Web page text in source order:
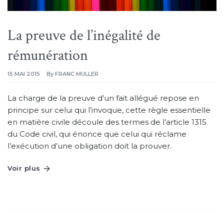
La preuve de l’inégalité de
rémunération
15 MAI 2015 By FRANC MULLER
La charge de la preuve d’un fait allégué repose en
principe sur celui qui l’invoque, cette règle essentielle
en matière civile découle des termes de l’article 1315
du Code civil, qui énonce que celui qui réclame
l’exécution d’une obligation doit la prouver.
Voir plus